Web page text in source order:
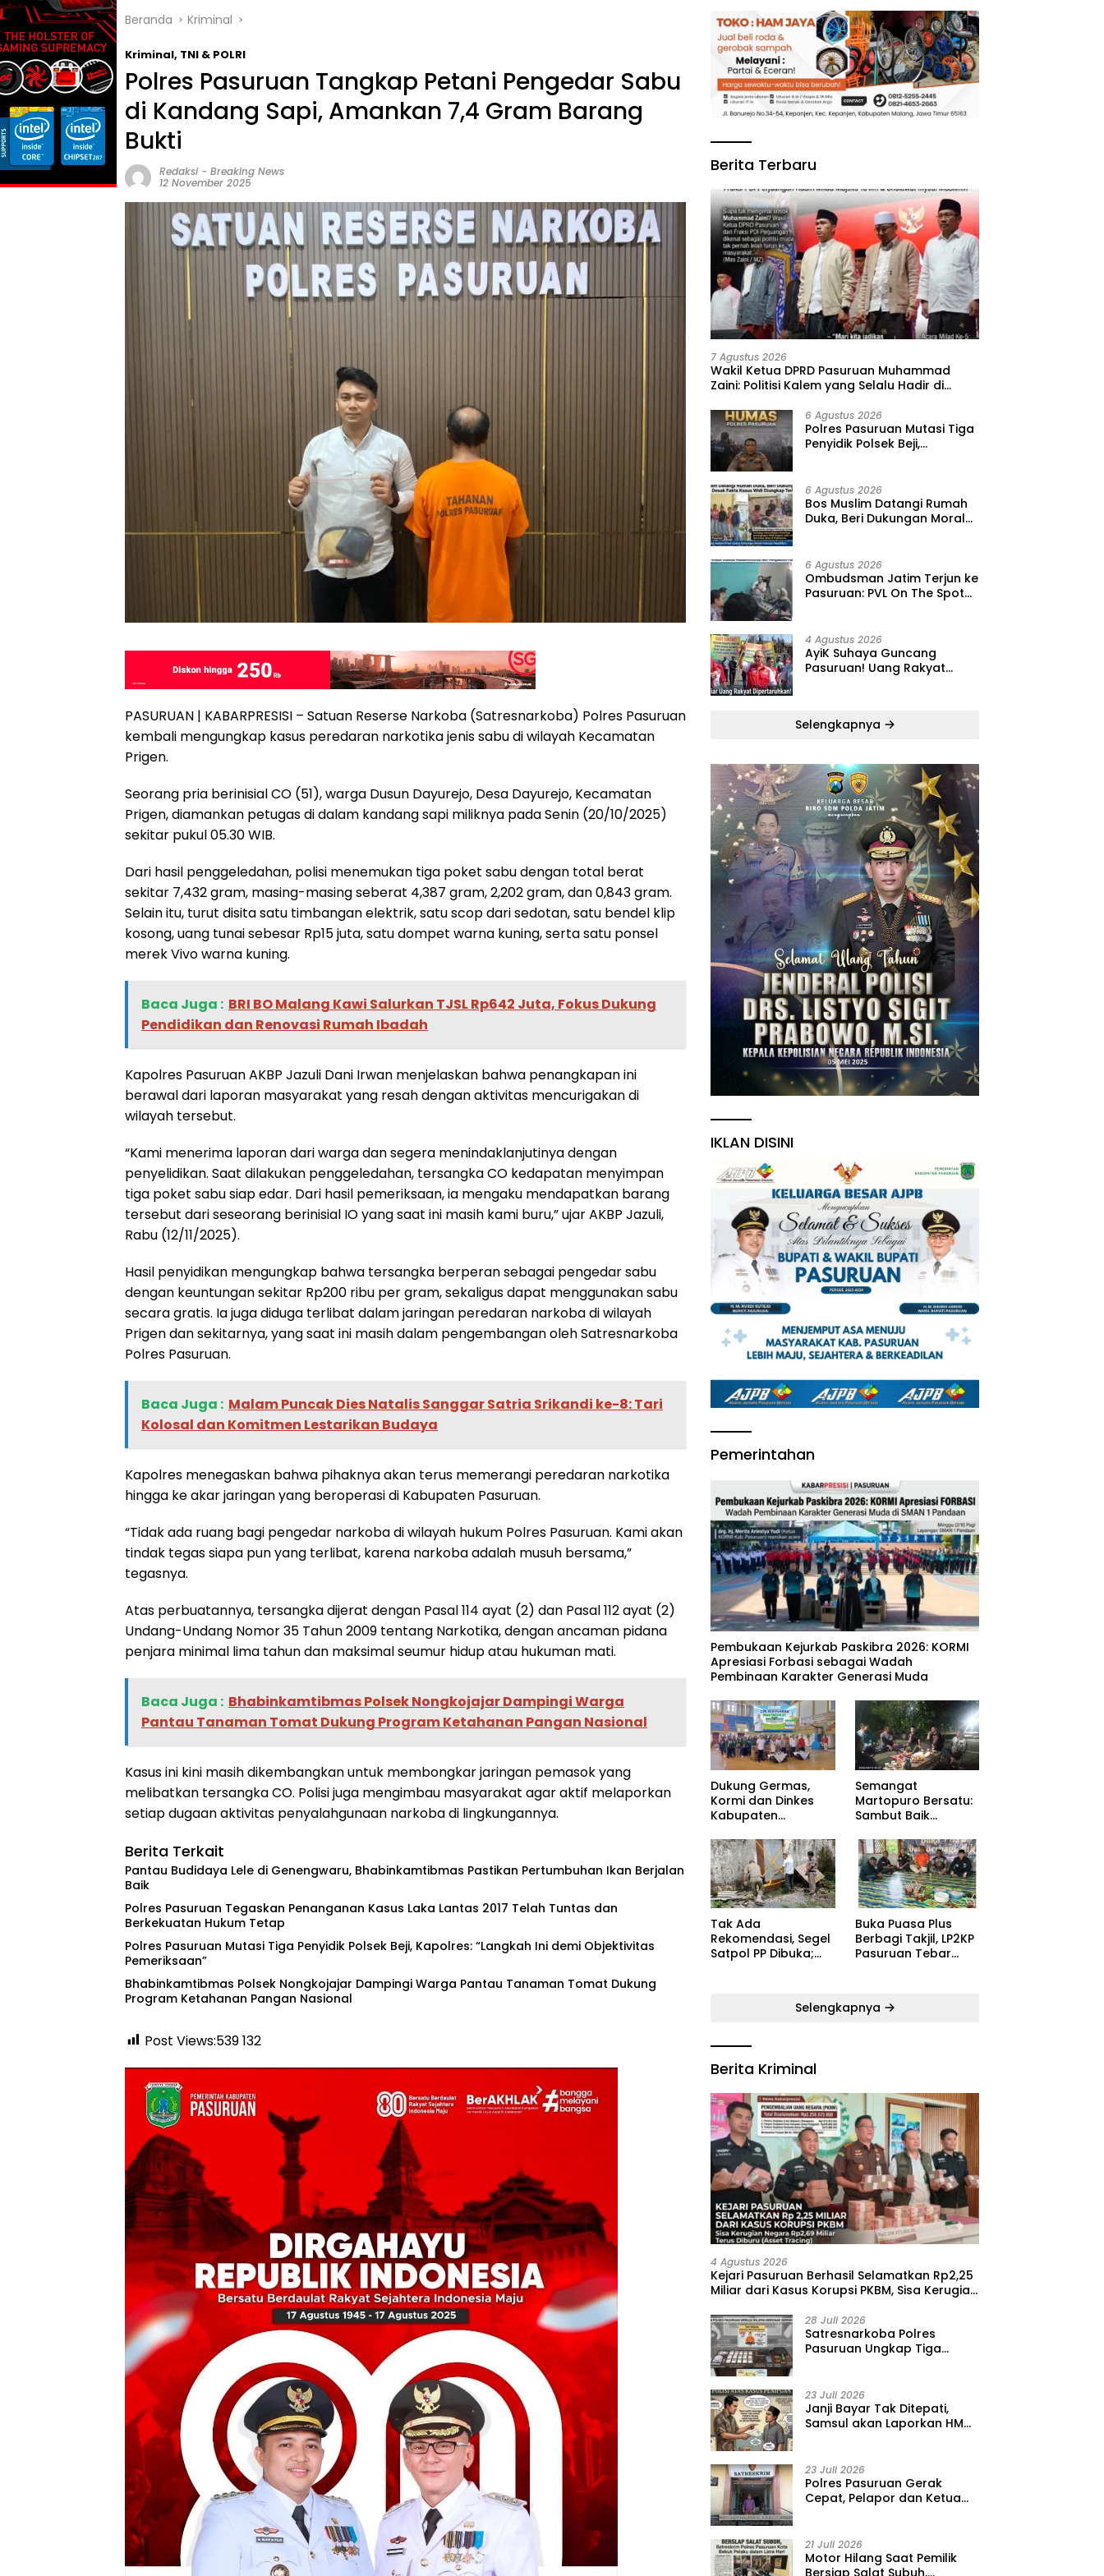
Beranda Kriminal
Kriminal, TNI & POLRI
Polres Pasuruan Tangkap Petani Pengedar Sabu
di Kandang Sapi, Amankan 7,4 Gram Barang
Bukti
Redaksi- Breaking News
12 November 2025
PASURUAN | KABARPRESISI – Satuan Reserse Narkoba (Satresnarkoba) Polres Pasuruan
kembali mengungkap kasus peredaran narkotika jenis sabu di wilayah Kecamatan
Prigen.
Seorang pria berinisial CO (51), warga Dusun Dayurejo, Desa Dayurejo, Kecamatan
Prigen, diamankan petugas di dalam kandang sapi miliknya pada Senin (20/10/2025)
sekitar pukul 05.30 WIB.
Dari hasil penggeledahan, polisi menemukan tiga poket sabu dengan total berat
sekitar 7,432 gram, masing-masing seberat 4,387 gram, 2,202 gram, dan 0,843 gram.
Selain itu, turut disita satu timbangan elektrik, satu scop dari sedotan, satu bendel klip
kosong, uang tunai sebesar Rp15 juta, satu dompet warna kuning, serta satu ponsel
merek Vivo warna kuning.
Baca Juga : BRI BO Malang Kawi Salurkan TJSL Rp642 Juta, Fokus Dukung
Pendidikan dan Renovasi Rumah Ibadah
Kapolres Pasuruan AKBP Jazuli Dani Irwan menjelaskan bahwa penangkapan ini
berawal dari laporan masyarakat yang resah dengan aktivitas mencurigakan di
wilayah tersebut.
“Kami menerima laporan dari warga dan segera menindaklanjutinya dengan
penyelidikan. Saat dilakukan penggeledahan, tersangka CO kedapatan menyimpan
tiga poket sabu siap edar. Dari hasil pemeriksaan, ia mengaku mendapatkan barang
tersebut dari seseorang berinisial IO yang saat ini masih kami buru,” ujar AKBP Jazuli,
Rabu (12/11/2025).
Hasil penyidikan mengungkap bahwa tersangka berperan sebagai pengedar sabu
dengan keuntungan sekitar Rp200 ribu per gram, sekaligus dapat menggunakan sabu
secara gratis. Ia juga diduga terlibat dalam jaringan peredaran narkoba di wilayah
Prigen dan sekitarnya, yang saat ini masih dalam pengembangan oleh Satresnarkoba
Polres Pasuruan.
Baca Juga : ‎Malam Puncak Dies Natalis Sanggar Satria Srikandi ke-8: Tari
Kolosal dan Komitmen Lestarikan Budaya
Kapolres menegaskan bahwa pihaknya akan terus memerangi peredaran narkotika
hingga ke akar jaringan yang beroperasi di Kabupaten Pasuruan.
“Tidak ada ruang bagi pengedar narkoba di wilayah hukum Polres Pasuruan. Kami akan
tindak tegas siapa pun yang terlibat, karena narkoba adalah musuh bersama,”
tegasnya.
Atas perbuatannya, tersangka dijerat dengan Pasal 114 ayat (2) dan Pasal 112 ayat (2)
Undang-Undang Nomor 35 Tahun 2009 tentang Narkotika, dengan ancaman pidana
penjara minimal lima tahun dan maksimal seumur hidup atau hukuman mati.
Baca Juga : Bhabinkamtibmas Polsek Nongkojajar Dampingi Warga
Pantau Tanaman Tomat Dukung Program Ketahanan Pangan Nasional
Kasus ini kini masih dikembangkan untuk membongkar jaringan pemasok yang
melibatkan tersangka CO. Polisi juga mengimbau masyarakat agar aktif melaporkan
setiap dugaan aktivitas penyalahgunaan narkoba di lingkungannya.
Berita Terkait
Pantau Budidaya Lele di Genengwaru, Bhabinkamtibmas Pastikan Pertumbuhan Ikan Berjalan
Baik
Polres Pasuruan Tegaskan Penanganan Kasus Laka Lantas 2017 Telah Tuntas dan
Berkekuatan Hukum Tetap
‎Polres Pasuruan Mutasi Tiga Penyidik Polsek Beji, Kapolres: “Langkah Ini demi Objektivitas
Pemeriksaan”
Bhabinkamtibmas Polsek Nongkojajar Dampingi Warga Pantau Tanaman Tomat Dukung
Program Ketahanan Pangan Nasional
Post Views:539132
Berita Terbaru
7 Agustus 2026
‎Wakil Ketua DPRD Pasuruan Muhammad
Zaini: Politisi Kalem yang Selalu Hadir di
‎
6 Agustus 2026
‎Polres Pasuruan Mutasi Tiga
Penyidik Polsek Beji,
6 Agustus 2026
‎Bos Muslim Datangi Rumah
Duka, Beri Dukungan Moral
6 Agustus 2026
‎Ombudsman Jatim Terjun ke
Pasuruan: PVL On The Spot
Pengaduan Publik
4 Agustus 2026
‎AyiK Suhaya Guncang
Pasuruan! Uang Rakyat
Selengkapnya
IKLAN DISINI
Pemerintahan
‎Pembukaan Kejurkab Paskibra 2026: KORMI
Apresiasi Forbasi sebagai Wadah
Pembinaan Karakter Generasi Muda
Dukung Germas,
Kormi dan Dinkes
Kabupaten
Kebugaran
Masyarakat
Semangat
Martopuro Bersatu:
Sambut Baik
Kecamatan Satu
Pelatih Demi
Kebangkitan
Persekabpas
‎Tak Ada
Rekomendasi, Segel
Satpol PP Dibuka;
‎Buka Puasa Plus
Berbagi Takjil, LP2KP
Pasuruan Tebar
Selengkapnya
Berita Kriminal
4 Agustus 2026
Kejari Pasuruan Berhasil Selamatkan Rp2,25
Miliar dari Kasus Korupsi PKBM, Sisa Kerugian
28 Juli 2026
‎Satresnarkoba Polres
Pasuruan Ungkap Tiga
23 Juli 2026
‎Janji Bayar Tak Ditepati,
Samsul akan Laporkan HMD
23 Juli 2026
‎Polres Pasuruan Gerak
Cepat, Pelapor dan Ketua
Pasar Desa Randupitu ‎
21 Juli 2026
‎Motor Hilang Saat Pemilik
Bersiap Salat Subuh,